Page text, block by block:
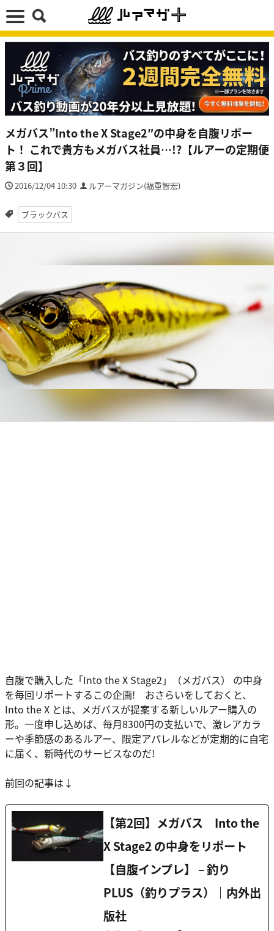
メガバス”Into the X Stage2″の中身を自腹リポー
ト！ これで貴方もメガバス社員…!?【ルアーの定期便
第３回】
2016/12/04 10:30 ルアーマガジン(福重智宏)
ブラックバス
自腹で購入した「Into the X Stage2」（メガバス） の中身
を毎回リポートするこの企画! おさらいをしておくと、
Into the X とは、メガバスが提案する新しいルアー購入の
形。一度申し込めば、毎月8300円の支払いで、激レアカラ
ーや季節感のあるルアー、限定アパレルなどが定期的に自宅
に届く、新時代のサービスなのだ!
前回の記事は↓
【第2回】メガバス Into the
X Stage2 の中身をリポート
【自腹インプレ】 – 釣り
PLUS（釣りプラス）｜内外出
版社